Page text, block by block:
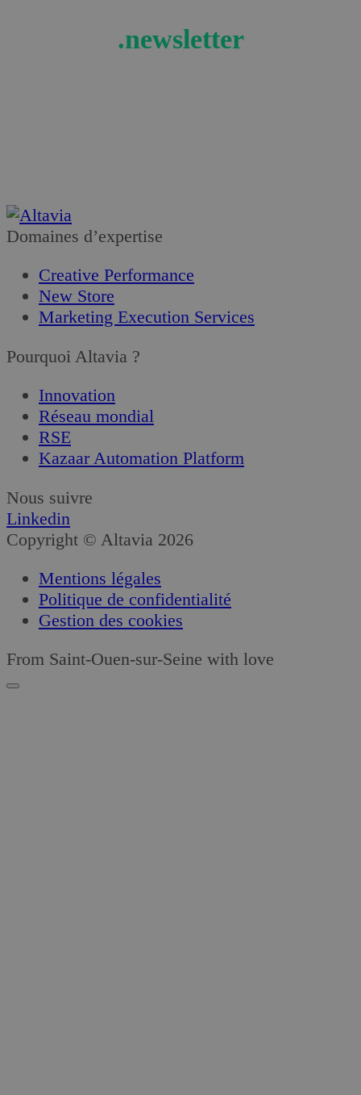
.newsletter
Domaines d’expertise
Creative Performance
New Store
Marketing Execution Services
Pourquoi Altavia ?
Innovation
Réseau mondial
RSE
Kazaar Automation Platform
Nous suivre
Linkedin
Copyright © Altavia 2026
Mentions légales
Politique de confidentialité
Gestion des cookies
From Saint-Ouen-sur-Seine with love